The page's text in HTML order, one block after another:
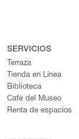
SERVICIOS
Terraza
Tienda en Línea
Biblioteca
Café del Museo
Renta de espacios